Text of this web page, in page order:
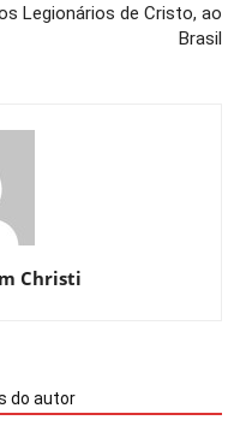
Legionários de Cristo, ao
Brasil
Christi
do autor